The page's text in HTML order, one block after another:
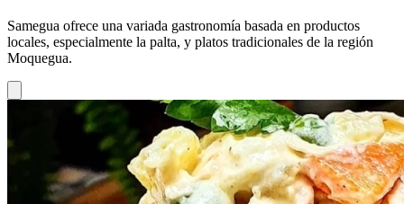
Samegua ofrece una variada gastronomía basada en productos
locales, especialmente la palta, y platos tradicionales de la región
Moquegua.